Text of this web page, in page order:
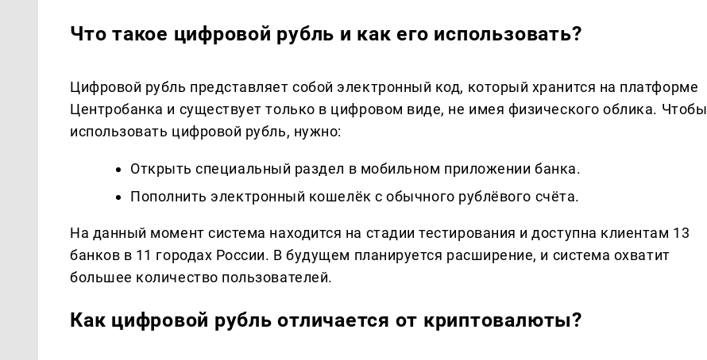
Что такое цифровой рубль и как его использовать?
Цифровой рубль представляет собой электронный код, который хранится на платформе
Центробанка и существует только в цифровом виде, не имея физического облика. Чтобы
использовать цифровой рубль, нужно:
Открыть специальный раздел в мобильном приложении банка.
Пополнить электронный кошелёк с обычного рублёвого счёта.
На данный момент система находится на стадии тестирования и доступна клиентам 13
банков в 11 городах России. В будущем планируется расширение, и система охватит
большее количество пользователей.
Как цифровой рубль отличается от криптовалюты?